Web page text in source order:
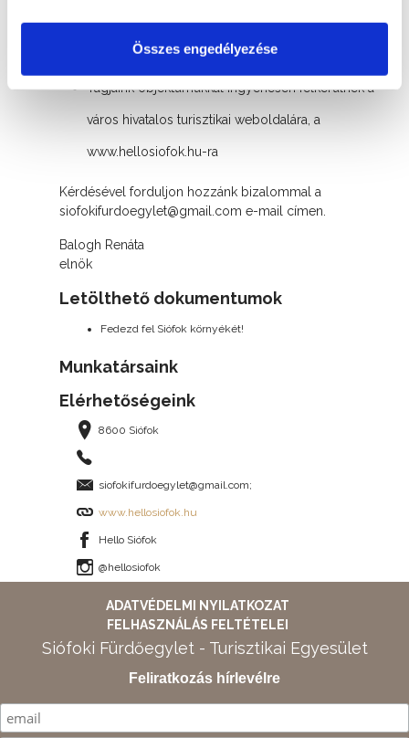
Összes engedélyezése
szervezünk, melyen aktív tagjaink szavazati joggal
élhetnek
Tagjaink objektumukkal ingyenesen felkerülnek a
város hivatalos turisztikai weboldalára, a
www.hellosiofok.hu-ra
Kérdésével forduljon hozzánk bizalommal a
siofokifurdoegylet@gmail.com e-mail címen.
Balogh Renáta
elnök
Letölthető dokumentumok
Fedezd fel Siófok környékét!
Munkatársaink
Elérhetőségeink
8600 Siófok
siofokifurdoegylet@gmail.com;
www.hellosiofok.hu
Hello Siófok
@hellosiofok
ADATVÉDELMI NYILATKOZAT
FELHASZNÁLÁS FELTÉTELEI
Siófoki Fürdőegylet - Turisztikai Egyesület
Feliratkozás hírlevélre